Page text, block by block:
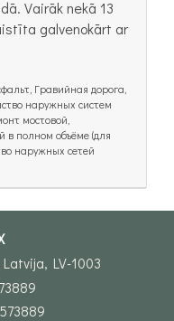
Vairāk nekā 13
galvenokārt ar
Гравийная дорога,
наружных систем
мостовой,
в полном объёме (для
наружных сетей
LV-1003